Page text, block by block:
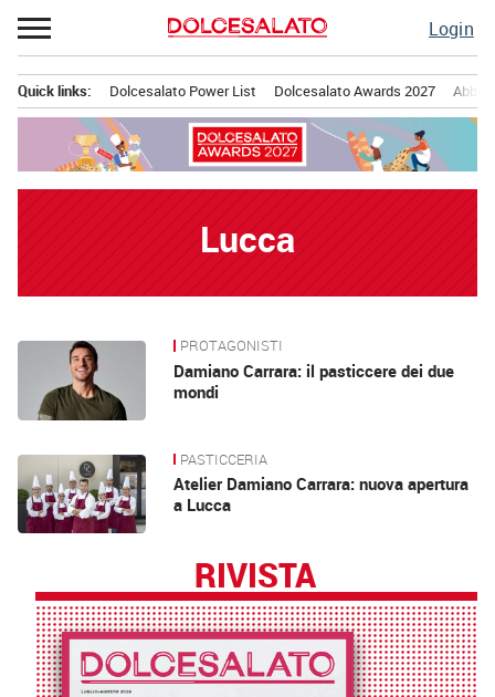
Passa
al
Login
principale
Quick links: Dolcesalato Power List Dolcesalato Awards 2027
Lucca
News PROTAGONISTI
Damiano Carrara: il pasticcere dei due
mondi
PASTICCERIA
Atelier Damiano Carrara: nuova apertura
a Lucca
RIVISTA